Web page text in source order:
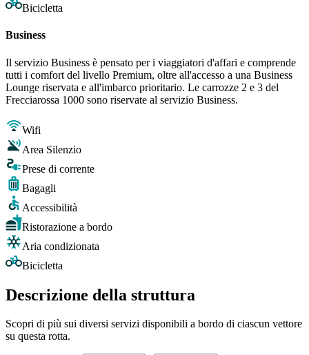
Bicicletta
Business
Il servizio Business è pensato per i viaggiatori d'affari e comprende
tutti i comfort del livello Premium, oltre all'accesso a una Business
Lounge riservata e all'imbarco prioritario. Le carrozze 2 e 3 del
Frecciarossa 1000 sono riservate al servizio Business.
Wifi
Area Silenzio
Prese di corrente
Bagagli
Accessibilità
Ristorazione a bordo
Aria condizionata
Bicicletta
Descrizione della struttura
Scopri di più sui diversi servizi disponibili a bordo di ciascun vettore
su questa rotta.